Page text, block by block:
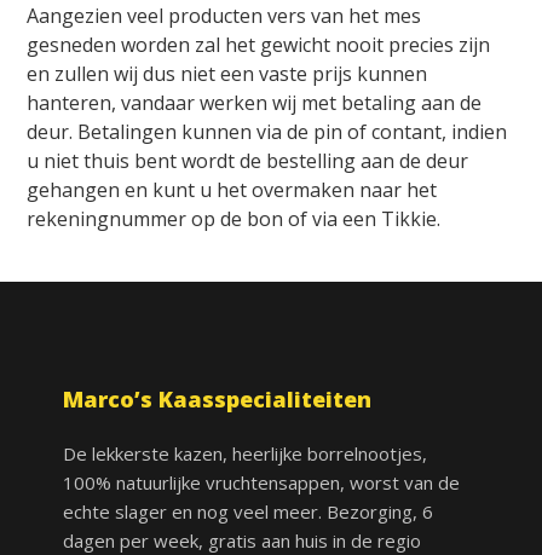
Aangezien veel producten vers van het mes
gesneden worden zal het gewicht nooit precies zijn
en zullen wij dus niet een vaste prijs kunnen
hanteren, vandaar werken wij met betaling aan de
deur. Betalingen kunnen via de pin of contant, indien
u niet thuis bent wordt de bestelling aan de deur
gehangen en kunt u het overmaken naar het
rekeningnummer op de bon of via een Tikkie.
Marco’s Kaasspecialiteiten
De lekkerste kazen, heerlijke borrelnootjes,
100% natuurlijke vruchtensappen, worst van de
echte slager en nog veel meer. Bezorging, 6
dagen per week, gratis aan huis in de regio